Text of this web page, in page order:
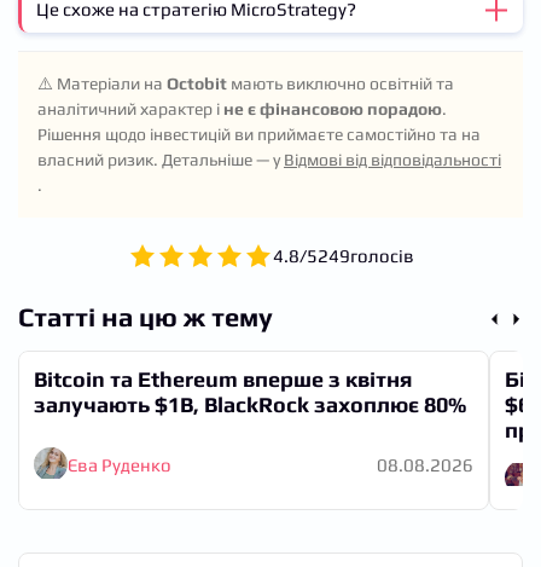
Ні, конкретні продукти ще не запущені. Компанія
лише оголосила про наміри досліджувати дохідні BTC-
після закриття угоди.
Це схоже на стратегію MicroStrategy?
Частково, але з відмінностями. MicroStrategy
фокусується на масштабній акумуляції через
капітальні ринки США. Metaplanet йде шляхом
регульованої дистрибуції через облігаційну
платформу в Японії — більш локалізований,
продуктово-орієнтований підхід.
⚠️ Матеріали на Octobit мають виключно освітній та
аналітичний характер і не є фінансовою порадою.
Рішення щодо інвестицій ви приймаєте самостійно та на
власний ризик. Детальніше — уВідмові від відповідальності
.
4.8/5249голосів
Статті на цю ж тему
Bitcoin та Ethereum вперше з квітня
залучають $1B, BlackRock захоплює 80%
Єва Руденко 08.08.2026